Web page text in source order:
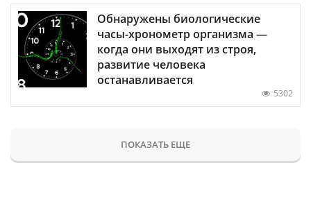
Обнаружены биологические
часы-хронометр организма —
когда они выходят из строя,
развитие человека
останавливается
5302
ПОКАЗАТЬ ЕЩЕ